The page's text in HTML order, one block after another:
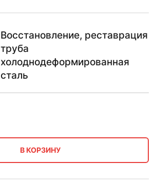
Восстановление, реставрация
труба
холоднодеформированная
сталь
В КОРЗИНУ